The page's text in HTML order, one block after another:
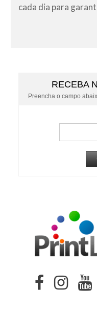
cada dia para
RECEBA
Preencha o campo